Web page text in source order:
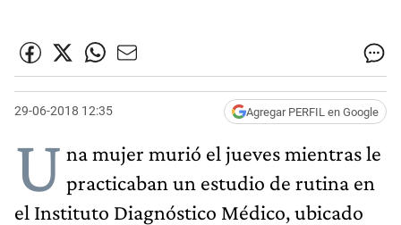
29-06-2018 12:35 Agregar PERFIL en Google
U na mujer murió el jueves mientras le
practicaban un estudio de rutina en
el Instituto Diagnóstico Médico, ubicado